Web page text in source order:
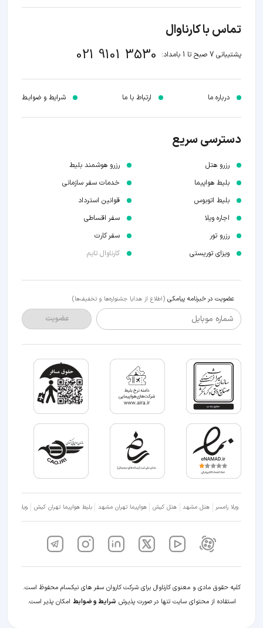
تماس با کارناوال
پشتیبانی 7 صبح تا 1 بامداد: 021 9101 3530
درباره ما ارتباط با ما شرایط و ضوابـط
دسترسی سریع
رزرو هتل
بلیط هواپیما
بلیط اتوبوس
اجاره ویلا
رزرو تور
ویزای توریستی
رزرو هوشمند بلیط
خدمات سفر سازمانی
قوانین استرداد
سفر اقساطی
سفر کارت
کارناوال تایم
عضویت در خبرنامه پیامکی (اطلاع از هدایا جشنواره‌ها و تخفیف‌ها)
شماره موبایل عضویت
ویلا رامسر هتل مشهد هتل کیش هواپیما تهران مشهد بلیط هواپیما تهران کیش ویلا شمال
کلیه حقوق مادی و معنوی کارناوال برای شرکت کاروان سفر های نیکسام محفوظ است.
استفاده از محتوای سایت تنها در صورت پذیرش شرایط و ضوابط امکان پذیر است.